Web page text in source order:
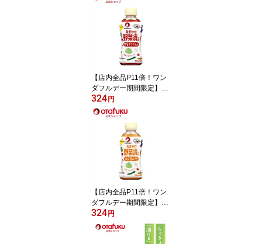
オタフクソース 調味料
調味酢 万能調味料 万能
酢 飲む酢 果実酢 おいし
い酢 すし 酢の物 漬物 ド
レッシング 煮物 サラダ
簡単 お手軽 漬けるだけ
おいしい おすすめ
【店内全品P11倍！ワン
ダフルデー期間限定】オ
タフク おまかせ野菜漬の
素 甘旨ヤンニョム 300ml
オタフクソース 調味料
調味酢 万能調味料 万能
酢 飲む酢 果実酢 おいし
い酢 すし 酢の物 漬物 ド
レッシング 煮物 サラダ
簡単 お手軽 漬けるだけ
おいしい おすすめ
324円
【店内全品P11倍！ワン
ダフルデー期間限定】オ
タフク おまかせ野菜漬の
素 コク旨みそ 300ml オ
タフクソース 調味料 調
324円